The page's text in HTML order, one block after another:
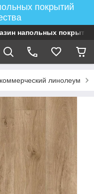
покрытий
напольных покрытий
линолеум